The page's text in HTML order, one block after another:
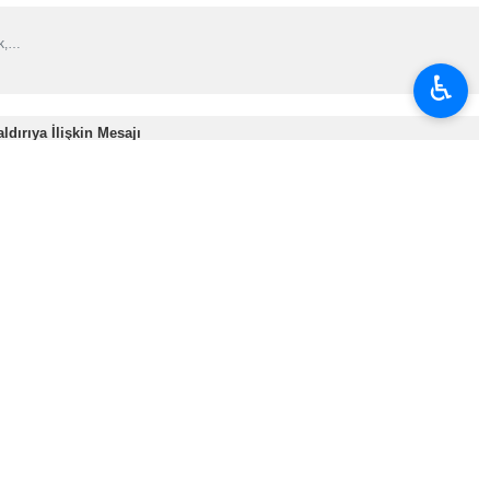
İlişkin Mesajı
♿︎